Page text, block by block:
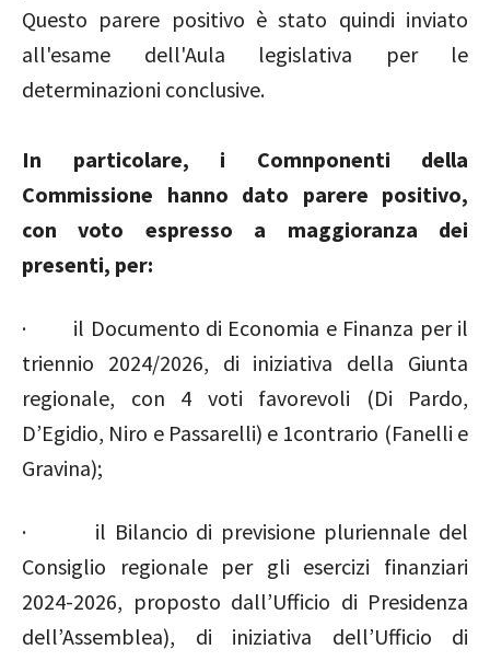
Questo parere positivo è stato quindi inviato
all'esame dell'Aula legislativa per le
determinazioni conclusive.
In particolare, i Comnponenti della
Commissione hanno dato parere positivo,
con voto espresso a maggioranza dei
presenti, per:
· il Documento di Economia e Finanza per il
triennio 2024/2026, di iniziativa della Giunta
regionale, con 4 voti favorevoli (Di Pardo,
D’Egidio, Niro e Passarelli) e 1contrario (Fanelli e
Gravina);
· il Bilancio di previsione pluriennale del
Consiglio regionale per gli esercizi finanziari
2024-2026, proposto dall’Ufficio di Presidenza
dell’Assemblea), di iniziativa dell’Ufficio di